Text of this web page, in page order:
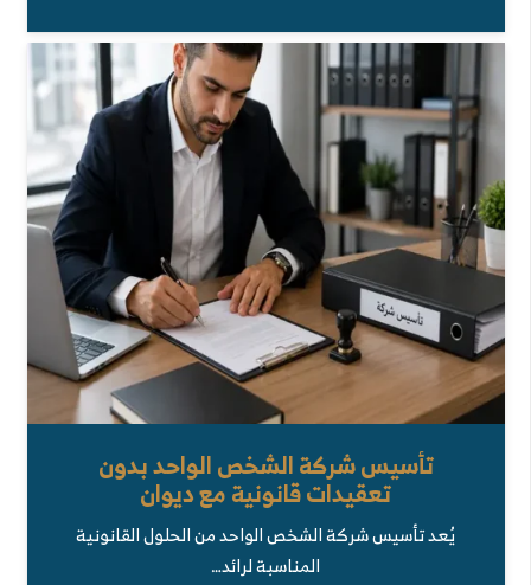
تأسيس شركة الشخص الواحد بدون
تعقيدات قانونية مع ديوان
يُعد تأسيس شركة الشخص الواحد من الحلول القانونية
المناسبة لرائد…